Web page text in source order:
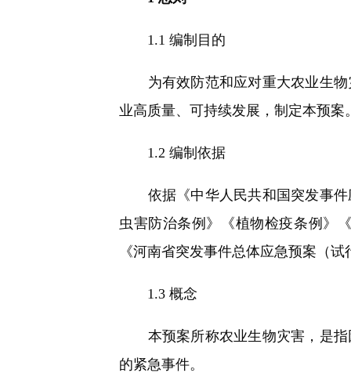
1.1 编制目的
为有效防范和应对重大农业生物
业高质量、可持续发展，制定本预案
1.2 编制依据
依据《中华人民共和国突发事件
虫害防治条例》《植物检疫条例》
《河南省突发事件总体应急预案（
1.3 概念
本预案所称农业生物灾害，是指
的紧急事件。